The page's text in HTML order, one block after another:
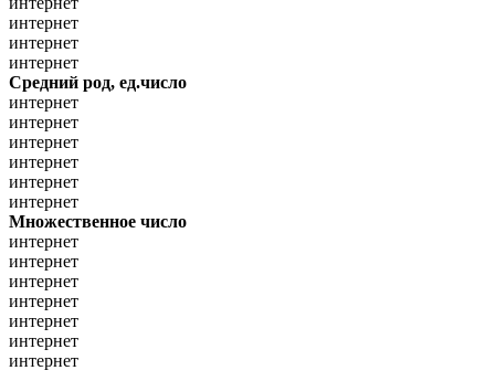
интернет
интернет
интернет
Средний род, ед.число
интернет
интернет
интернет
интернет
интернет
интернет
Множественное число
интернет
интернет
интернет
интернет
интернет
интернет
интернет